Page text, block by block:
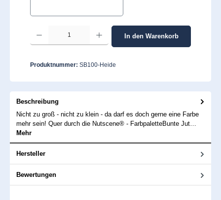
Produkt Anzahl: Gib den gewünschten Wert ein oder benutze die Schaltflächen
In den Warenkorb
Produktnummer: SB100-Heide
Beschreibung
Nicht zu groß - nicht zu klein - da darf es doch gerne eine Farbe
mehr sein! Quer durch die Nutscene® - FarbpaletteBunte Jut…
Mehr
Hersteller
Bewertungen